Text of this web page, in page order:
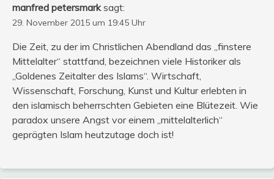
manfred petersmark sagt:
29. November 2015 um 19:45 Uhr
Die Zeit, zu der im Christlichen Abendland das „finstere
Mittelalter“ stattfand, bezeichnen viele Historiker als
„Goldenes Zeitalter des Islams“. Wirtschaft,
Wissenschaft, Forschung, Kunst und Kultur erlebten in
den islamisch beherrschten Gebieten eine Blütezeit. Wie
paradox unsere Angst vor einem „mittelalterlich“
geprägten Islam heutzutage doch ist!